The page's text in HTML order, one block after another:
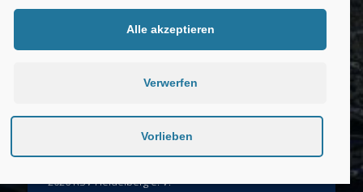
Datenschutzerklärung
2026 RSV Heidelberg e. V.
Alle akzeptieren
Verwerfen
Vorlieben